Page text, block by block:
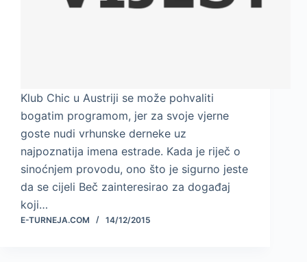
Klub Chic u Austriji se može pohvaliti
bogatim programom, jer za svoje vjerne
goste nudi vrhunske derneke uz
najpoznatija imena estrade. Kada je riječ o
sinoćnjem provodu, ono što je sigurno jeste
da se cijeli Beč zainteresirao za događaj
koji…
E-TURNEJA.COM 14/12/2015